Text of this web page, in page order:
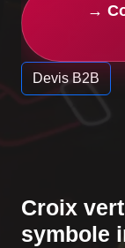
→
Devis B2B
Croix
symbole